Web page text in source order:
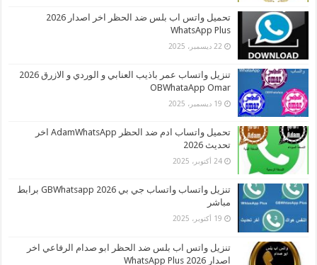
تحميل واتس اب بلس ضد الحظر اخر اصدار 2026
WhatsApp Plus
22 ديسمبر، 2025
تنزيل واتساب عمر باذيب العنابي و الوردي و الازرق 2026
OBWhataApp Omar
19 ديسمبر، 2025
تحميل واتساب ادم ضد الحظر AdamWhatsApp اخر
تحديث 2026
24 أكتوبر، 2025
تنزيل واتساب واتساب جي بي 2026 GBWhatsapp برابط
مباشر
19 أكتوبر، 2025
تنزيل واتس اب بلس ضد الحظر ابو صدام الرفاعي اخر
اصدار 2026 WhatsApp Plus